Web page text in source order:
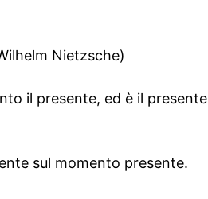
Nietzsche)
il presente, ed è il presente
sul momento presente.